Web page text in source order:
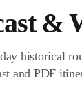
&
historical
and PDF